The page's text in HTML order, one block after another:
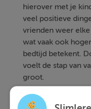
hierover met je
veel positieve
vrienden weer
wat vaak ook
bedtijd betekent.
voelt de stap van
groot.